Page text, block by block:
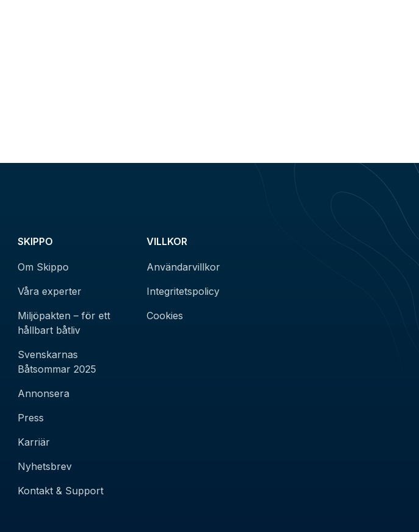
SKIPPO
Om Skippo
Våra experter
Miljöpakten – för ett
hållbart båtliv
Svenskarnas
Båtsommar 2025
Annonsera
Press
Karriär
Nyhetsbrev
Kontakt & Support
VILLKOR
Användarvillkor
Integritetspolicy
Cookies